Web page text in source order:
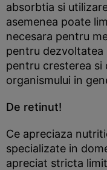
absorbtia si
asemenea poate
necesara pentru
pentru dezvoltatea
pentru cresterea si
organismului in
De retinut!
Ce apreciaza
specializate in
apreciat stricta